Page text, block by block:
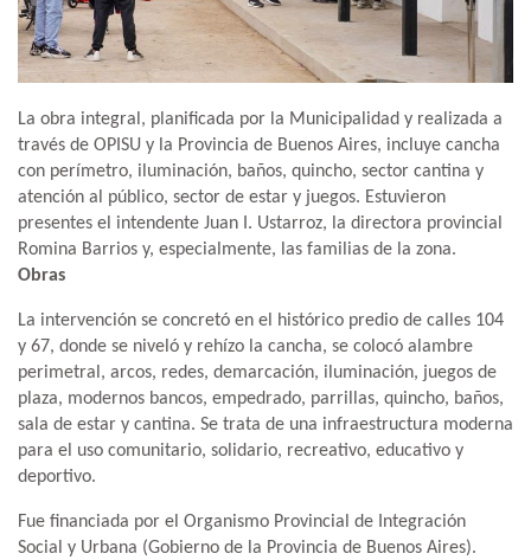
La obra integral, planificada por la Municipalidad y realizada a
través de OPISU y la Provincia de Buenos Aires, incluye cancha
con perímetro, iluminación, baños, quincho, sector cantina y
atención al público, sector de estar y juegos. Estuvieron
presentes el intendente Juan I. Ustarroz, la directora provincial
Romina Barrios y, especialmente, las familias de la zona.
Obras
La intervención se concretó en el histórico predio de calles 104
y 67, donde se niveló y rehízo la cancha, se colocó alambre
perimetral, arcos, redes, demarcación, iluminación, juegos de
plaza, modernos bancos, empedrado, parrillas, quincho, baños,
sala de estar y cantina. Se trata de una infraestructura moderna
para el uso comunitario, solidario, recreativo, educativo y
deportivo.
Fue financiada por el Organismo Provincial de Integración
Social y Urbana (Gobierno de la Provincia de Buenos Aires).